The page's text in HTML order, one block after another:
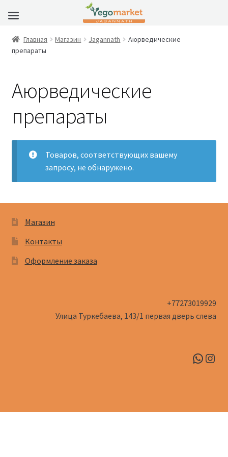
Главная Магазин Jagannath
Аюрведические
препараты
Аюрведические
препараты
Товаров, соответствующих вашему
запросу, не обнаружено.
Магазин
Контакты
Оформление заказа
+77273019929
Улица Туркебаева, 143/1​ первая дверь слева